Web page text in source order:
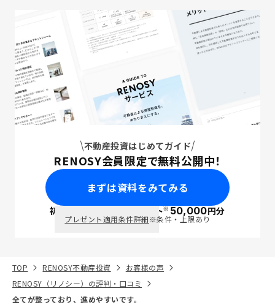
不動産投資はじめてガイド
RENOSY会員限定で無料公開中！
まずは資料をみてみる
初回面談で ポイント※50,000円分
プレゼント適用条件詳細※条件・上限あり
TOP RENOSY不動産投資
お客様の声
RENOSY（リノシー）の評判・口コミ
全てが整っており、進めやすいです。